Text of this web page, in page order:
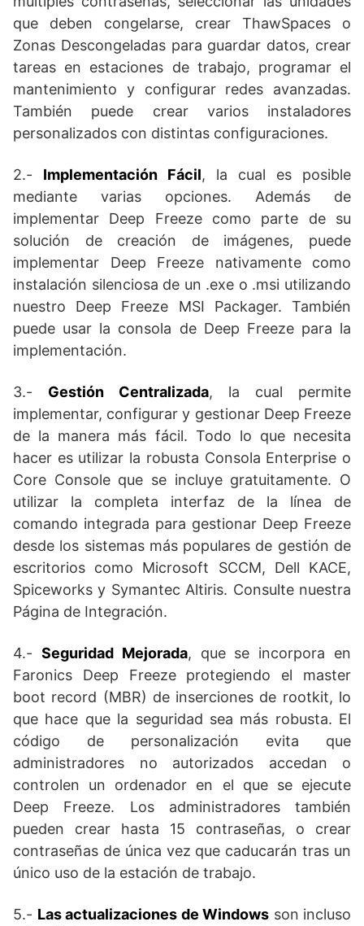
que deben congelarse, crear ThawSpaces o
Zonas Descongeladas para guardar datos, crear
tareas en estaciones de trabajo, programar el
mantenimiento y configurar redes avanzadas.
También puede crear varios instaladores
personalizados con distintas configuraciones.
2.- Implementación Fácil, la cual es posible
mediante varias opciones. Además de
implementar Deep Freeze como parte de su
solución de creación de imágenes, puede
implementar Deep Freeze nativamente como
instalación silenciosa de un .exe o .msi utilizando
nuestro Deep Freeze MSI Packager. También
puede usar la consola de Deep Freeze para la
implementación.
3.- Gestión Centralizada, la cual permite
implementar, configurar y gestionar Deep Freeze
de la manera más fácil. Todo lo que necesita
hacer es utilizar la robusta Consola Enterprise o
Core Console que se incluye gratuitamente. O
utilizar la completa interfaz de la línea de
comando integrada para gestionar Deep Freeze
desde los sistemas más populares de gestión de
escritorios como Microsoft SCCM, Dell KACE,
Spiceworks y Symantec Altiris. Consulte nuestra
Página de Integración.
4.- Seguridad Mejorada, que se incorpora en
Faronics Deep Freeze protegiendo el master
boot record (MBR) de inserciones de rootkit, lo
que hace que la seguridad sea más robusta. El
código de personalización evita que
administradores no autorizados accedan o
controlen un ordenador en el que se ejecute
Deep Freeze. Los administradores también
pueden crear hasta 15 contraseñas, o crear
contraseñas de única vez que caducarán tras un
único uso de la estación de trabajo.
5.- Las actualizaciones de Windows son incluso